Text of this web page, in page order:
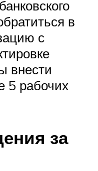
в
с
внести
5 рабочих
за